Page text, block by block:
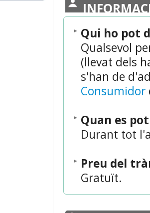
Qui ho pot
Qualsevol
(llevat dels
s'han de
Consumidor
Quan es
Durant tot
Preu del
Gratuït.